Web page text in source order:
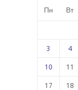
Пн Вт
3 4
10 11
17 18